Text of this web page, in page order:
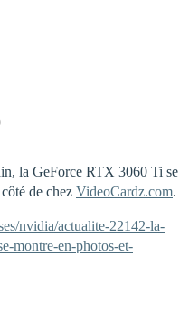
la GeForce RTX 3060 Ti se
de chez VideoCardz.com.
nvidia/actualite-22142-la-
montre-en-photos-et-